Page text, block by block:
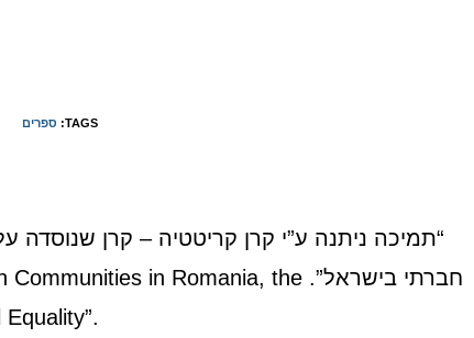
TAGS: ספרים
“תמיכה ניתנה ע”י קרן קריטטיה – קרן שנוסדה
חברתי בישראל”. Communities in Romania, the